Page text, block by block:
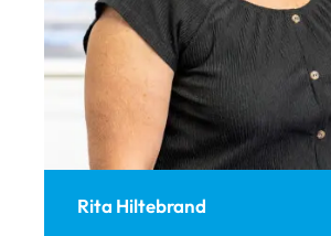
Rita Hiltebrand